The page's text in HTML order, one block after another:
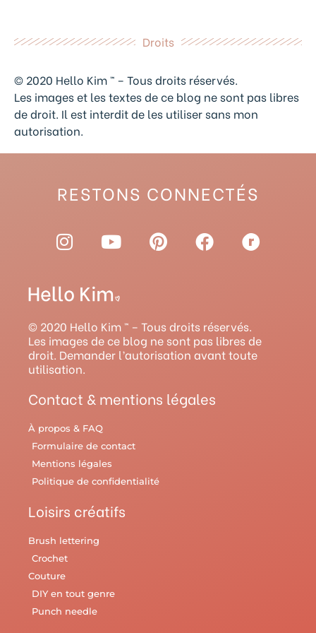
Droits
© 2020 Hello Kim ™ – Tous droits réservés.
Les images et les textes de ce blog ne sont pas libres
de droit. Il est interdit de les utiliser sans mon
autorisation.
RESTONS CONNECTÉS
I
n
t
a
g
r
a
m
Y
o
t
u
b
e
P
i
r
e
s
F
a
o
o
k
R
a
y
© 2020 Hello Kim ™ – Tous droits réservés.
Les images de ce blog ne sont pas libres de
droit. Demander l’autorisation avant toute
utilisation.
Contact & mentions légales
À propos & FAQ
Formulaire de contact
Mentions légales
Politique de confidentialité
Loisirs créatifs
Brush lettering
Crochet
Couture
DIY en tout genre
Punch needle